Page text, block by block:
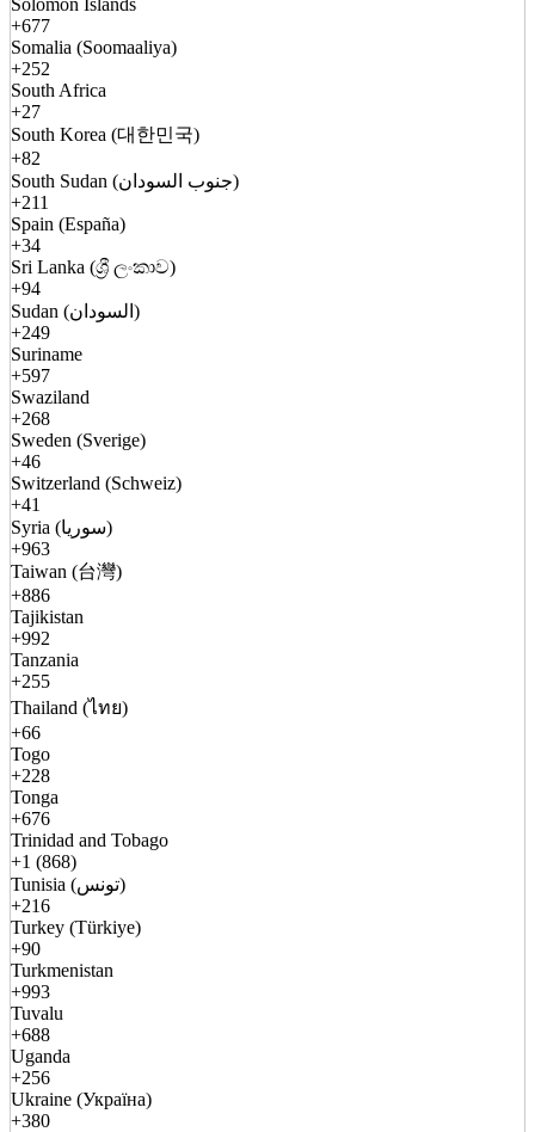
Solomon Islands
+677
Somalia (Soomaaliya)
+252
South Africa
+27
South Korea (대한민국)
+82
South Sudan (جنوب السودان)
+211
Spain (España)
+34
Sri Lanka (ශ්‍රී ලංකාව)
+94
Sudan (السودان)
+249
Suriname
+597
Swaziland
+268
Sweden (Sverige)
+46
Switzerland (Schweiz)
+41
Syria (سوريا)
+963
Taiwan (台灣)
+886
Tajikistan
+992
Tanzania
+255
Thailand (ไทย)
+66
Togo
+228
Tonga
+676
Trinidad and Tobago
+1 (868)
Tunisia (تونس)
+216
Turkey (Türkiye)
+90
Turkmenistan
+993
Tuvalu
+688
Uganda
+256
Ukraine (Україна)
+380